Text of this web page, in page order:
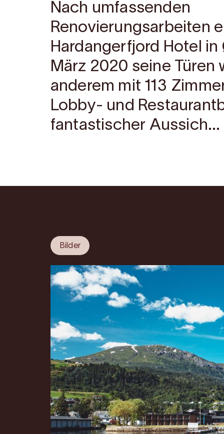
Nach umfassenden
Renovierungsarbeiten
Hardangerfjord Hotel
März 2020 seine Türen
anderem mit 113
Lobby- und
fantastischer Aussich...
Bilder